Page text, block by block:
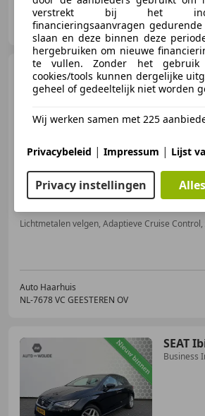
Profi Cars
NL-1333 HD ALMERE
SEAT
STYLE |
Adapt.
€
05/2022 76.641 km Benzine
Auto Haarhuis
NL-7678 VC GEESTEREN OV
SEAT
Business
verstrekt bij het
financieringsaanvragen
slaan en deze binnen deze
hergebruiken om nieuwe
te vullen. Zonder het gebruik
cookies/tools kunnen dergelijke
geheel of gedeeltelijk niet worden
Wij werken samen met 225
Privacybeleid | Impressum | Lijst
Privacy instellingen